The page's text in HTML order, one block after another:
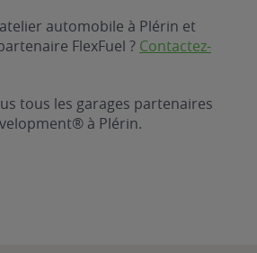
automobile à Plérin et
FlexFuel ? Contactez-
tous les garages partenaires
à Plérin.